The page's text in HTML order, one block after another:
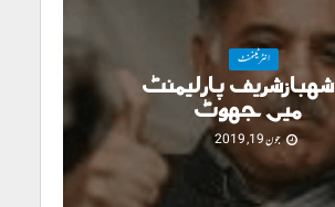
انٹرٹینمنٹ
شہبازشریف پارلیمنٹ
میں جھوٹ
جون 19, 2019